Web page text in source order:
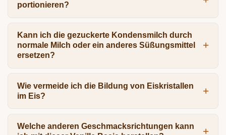
portionieren?
Kann ich die gezuckerte Kondensmilch durch
normale Milch oder ein anderes Süßungsmittel
ersetzen?
Wie vermeide ich die Bildung von Eiskristallen
im Eis?
Welche anderen Geschmacksrichtungen kann